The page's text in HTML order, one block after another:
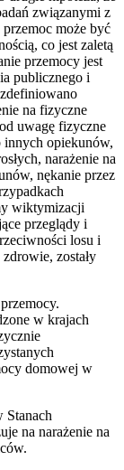
związanymi z
przemoc może być
co jest zaletą
przemocy jest
publicznego i
na fizyczne
uwagę fizyczne
innych opiekunów,
narażenie na
nękanie przez
wiktymizacji
przeglądy i
losu i
zostały
w krajach
domowej w
Stanach
na narażenie na